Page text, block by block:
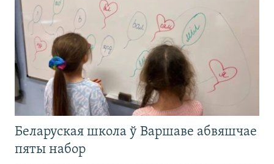
Беларуская школа ў Варшаве абвяшчае
пяты набор